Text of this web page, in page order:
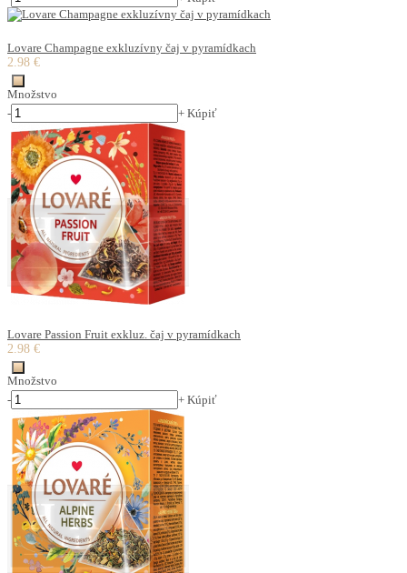
Lovare Champagne exkluzívny čaj v pyramídkach
2.98 €
Množstvo
-
+ Kúpiť
Lovare Passion Fruit exkluz. čaj v pyramídkach
2.98 €
Množstvo
-
+ Kúpiť